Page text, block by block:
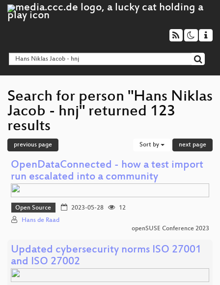
Search for person "Hans Niklas
Jacob - hnj" returned 123
results
previous page Sort by next page
OpenDataConnected - how a test import
run escalated into a community
Open Source 2023-05-28
12
Hans de Raad
openSUSE Conference 2023
Updated cybersecurity norms ISO 27001
and ISO 27002